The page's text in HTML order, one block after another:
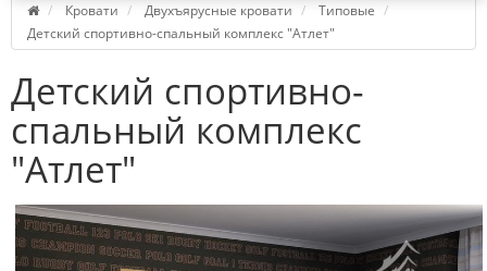
Кровати Двухъярусные кровати
Типовые
Детский спортивно-спальный комплекс "Атлет"
Детский спортивно-
спальный комплекс
"Атлет"